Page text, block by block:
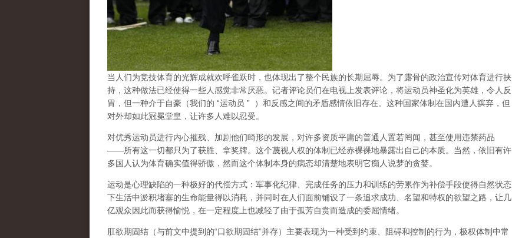
当人们为竞技体育的光辉成就欢呼雀跃时，也体现出了整个民族的长期屈辱。为了露骨的政治宣传对体育进行挟
持，这种做法已经使得一些人感觉非常厌恶。记者评论员们在电视上发表评论，将运动员神圣化为英雄，令人反
胃，但一种介于自豪（我们的 “运动员 ”
）和反感之间的矛盾感情依旧存在。这种国家体制在国内遭人摈弃，但
对外却如此冠冕堂皇，让许多人难以忍受。
对优秀运动员进行内心摧残、加剧他们畸形的发展，对许多资质平庸的普通人置若罔闻，甚至使用违禁药品
——所有这一切都只为了获胜、拿奖牌。这个蔑视人权的体制已经赤裸裸地暴露出自己的本质。当然，依旧有许
多国人认为体育确实值得骄傲，然而这个体制本身的病态却清楚地表明它痴人说梦的贪婪。
运动是心理缺陷的一种极好的代偿方式 ：军事化纪律、完成任务的压力和训练的劳累作为补偿手段使得自然状态
下生活中淤积堵塞的生命能量得以消耗，并同时在人们面前铺设了一条追求成功、名望和特权的欲望之路，让几
亿观众因此而获得愉悦，在一定程度上也减轻了由于孤芳自赏而造成的委屈情绪。
肛欲期固结 （与前文中提到的“口欲期固结”并存）主要表现为一种受到约束、阻碍和控制的行为，极权体制中常